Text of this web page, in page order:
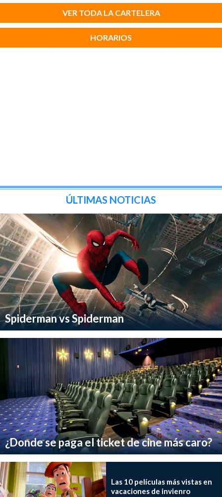
VER TODA LA CARTELERA
HORARIOS
ÚLTIMAS NOTICIAS
Spiderman vs Spiderman
¿Donde se paga el ticket de cine más caro?
Las 10 películas más vistas en
vacaciones de invienro